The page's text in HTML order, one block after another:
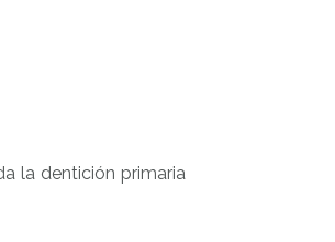
la dentición primaria